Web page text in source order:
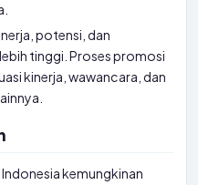
potensi, dan
tinggi. Proses promosi
kinerja, wawancara, dan
kemungkinan